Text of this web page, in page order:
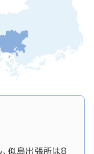
似島出張所は8